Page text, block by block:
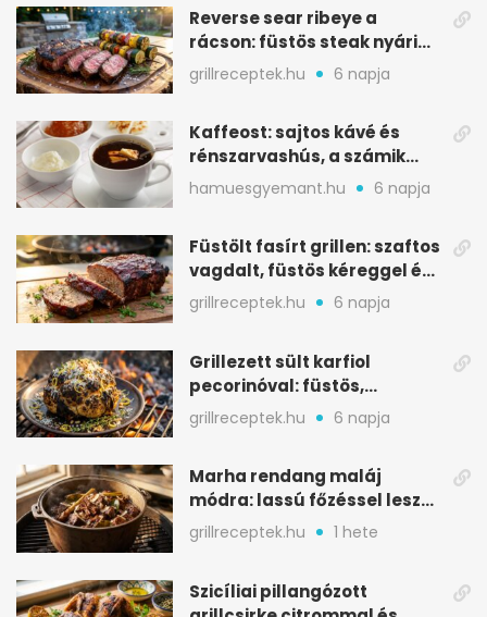
Reverse sear ribeye a
rácson: füstös steak nyári
tökkebabbal
grillreceptek.hu 6 napja
Kaffeost: sajtos kávé és
rénszarvashús, a számik
melegítő itala
hamuesgyemant.hu 6 napja
Füstölt fasírt grillen: szaftos
vagdalt, füstös kéreggel és
BBQ mázzal
grillreceptek.hu 6 napja
Grillezett sült karfiol
pecorinóval: füstös,
karamellizált nyári kedvenc
grillreceptek.hu 6 napja
Marha rendang maláj
módra: lassú főzéssel lesz
igazán szaftos
grillreceptek.hu 1 hete
Szicíliai pillangózott